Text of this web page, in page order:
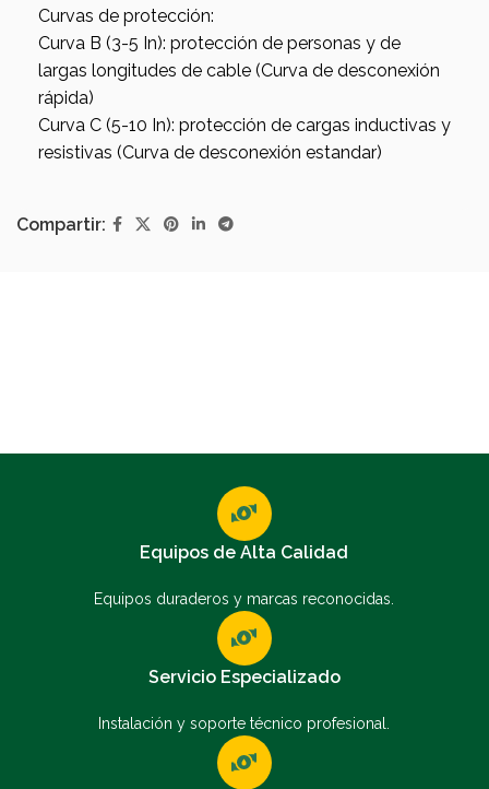
Curvas de protección:
Curva B (3-5 In): protección de personas y de
largas longitudes de cable (Curva de desconexión
rápida)
Curva C (5-10 In): protección de cargas inductivas y
resistivas (Curva de desconexión estandar)
Compartir:
Equipos de Alta Calidad
Equipos duraderos y marcas reconocidas.
Servicio Especializado
Instalación y soporte técnico profesional.